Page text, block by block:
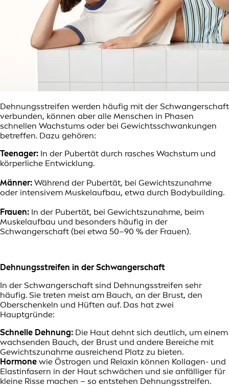
Dehnungsstreifen werden häufig mit der Schwangerschaft
verbunden, können aber alle Menschen in Phasen
schnellen Wachstums oder bei Gewichtsschwankungen
betreffen. Dazu gehören:
Teenager: In der Pubertät durch rasches Wachstum und
körperliche Entwicklung.
Männer: Während der Pubertät, bei Gewichtszunahme
oder intensivem Muskelaufbau, etwa durch Bodybuilding.
Frauen: In der Pubertät, bei Gewichtszunahme, beim
Muskelaufbau und besonders häufig in der
Schwangerschaft (bei etwa 50–90 % der Frauen).
Dehnungsstreifen in der Schwangerschaft
In der Schwangerschaft sind Dehnungsstreifen sehr
häufig. Sie treten meist am Bauch, an der Brust, den
Oberschenkeln und Hüften auf. Das hat zwei
Hauptgründe:
Schnelle Dehnung: Die Haut dehnt sich deutlich, um einem
wachsenden Bauch, der Brust und andere Bereiche mit
Gewichtszunahme ausreichend Platz zu bieten.
Hormone wie Östrogen und Relaxin können Kollagen- und
Elastinfasern in der Haut schwächen und sie anfälliger für
kleine Risse machen – so entstehen Dehnungsstreifen.